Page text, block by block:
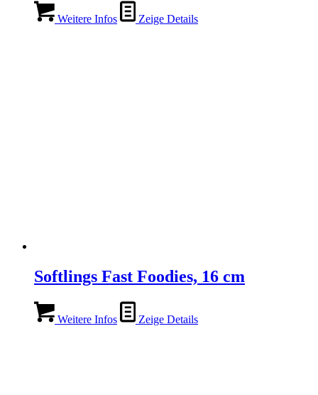
Weitere Infos Zeige Details
Softlings Fast Foodies, 16 cm
Weitere Infos Zeige Details